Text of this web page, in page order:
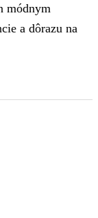
módnym
a dôrazu na